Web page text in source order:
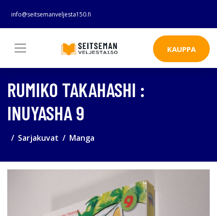
info@seitsemanveljesta150.fi
KAUPPA
RUMIKO TAKAHASHI :
INUYASHA 9
Sarjakuvat Manga